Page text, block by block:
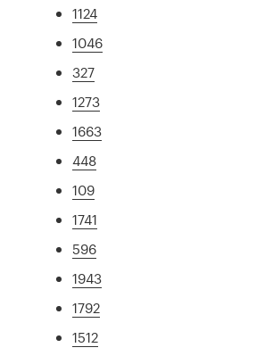
1124
1046
327
1273
1663
448
109
1741
596
1943
1792
1512